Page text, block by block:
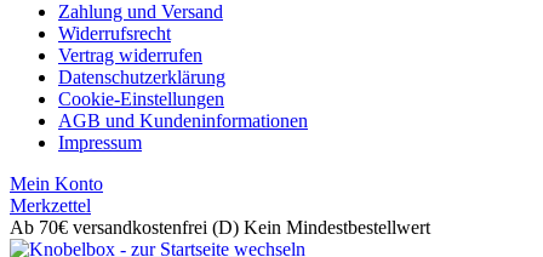
Zahlung und Versand
Widerrufsrecht
Vertrag widerrufen
Datenschutzerklärung
Cookie-Einstellungen
AGB und Kundeninformationen
Impressum
Mein Konto
Merkzettel
Ab 70€ versandkostenfrei (D) Kein Mindestbestellwert